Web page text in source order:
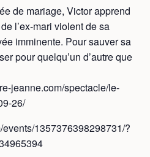
de mariage, Victor apprend
l’ex-mari violent de sa
imminente. Pour sauver sa
pour quelqu’un d’autre que
jeanne.com/spectacle/le-
26/
1357376398298731/?